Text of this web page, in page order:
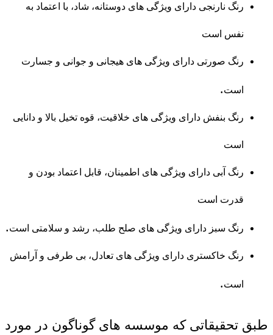
رنگ نارنجی دارای ویژگی های دوستانه، شاد، با اعتماد به
نفس است
رنگ صورتی دارای ویژگی های هیجانی و جوانی و جسارت
است.
رنگ بنفش دارای ویژگی های خلاقیت، قوه تخیل بالا و دانایی
است
رنگ آبی دارای ویژگی های اطمینان، قابل اعتماد بودن و
قدرت است
رنگ سبز دارای ویژگی های صلح طلب، رشد و سلامتی است.
رنگ خاکستری دارای ویژگی های تعادل، بی طرفی و آرامش
است.
طبق تحقیقاتی که موسسه های گوناگون در مورد